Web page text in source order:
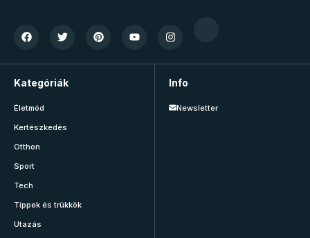
Kategóriák
Életmód
Kertészkedés
Otthon
Sport
Tech
Tippek és trükkök
Utazás
Info
Newsletter